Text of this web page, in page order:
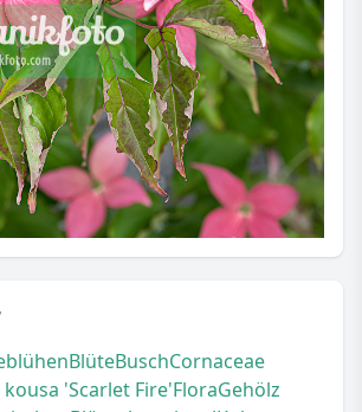
blühenBlüteBuschCornaceae
'Scarlet Fire'FloraGehölz